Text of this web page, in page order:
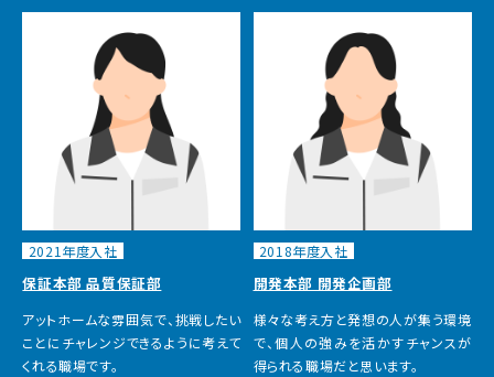
2021年度入社
保証本部 品質保証部
アットホームな雰囲気で、挑戦したい
ことにチャレンジできるように考えて
くれる職場です。
2018年度入社
開発本部 開発企画部
様々な考え方と発想の人が集う環境
で、個人の強みを活かすチャンスが
得られる職場だと思います。